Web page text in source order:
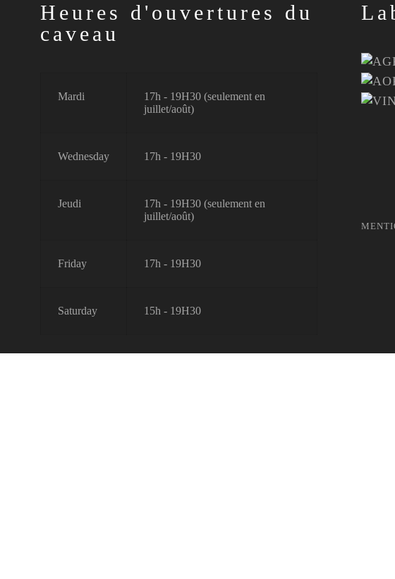
Heures d'ouvertures du
caveau
Mardi
17h - 19H30 (seulement en
juillet/août)
Wednesday 17h - 19H30
Jeudi
17h - 19H30 (seulement en
juillet/août)
Friday 17h - 19H30
Saturday 15h - 19H30